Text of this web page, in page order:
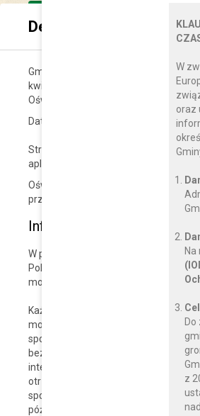
Deklaracja dostępności
Gmina Czastary
zobowiązuje się
kwietnia 2019 r. o dostępności
Oświadczenie w sprawie dostępności
Data publikacji strony internetowej:
Strona internetowa jest zgodna z
aplikacji mobilnych podmiotów
Oświadczenie sporządzono dnia:
przeprowadzonej przez podmiot
Informacje zwrotne i dane
W przypadku problemów z
Polus
. Kontaktować
można składać wnioski o
Każdy ma prawo do wystąpienia z
mobilnej lub jakiegoś ich elementu.
sposobu dostępu, na przykład przez
bez audiodeskrypcji itp. Żądanie
internetową lub aplikację mobilną
otrzymania informacji za pomocą
sposób przedstawienia tej informacji.
później niż w ciągu 7 dni od dnia
W
oraz
z